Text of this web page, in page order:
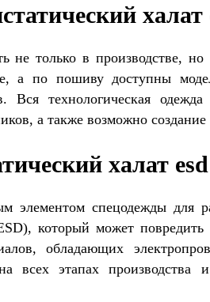
не только в производстве,
а по пошиву доступны
Вся технологическая
а также возможно
халат
элементом спецодежды
который может
обладающих
всех этапах